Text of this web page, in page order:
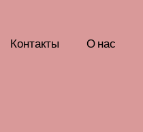
Контакты О нас